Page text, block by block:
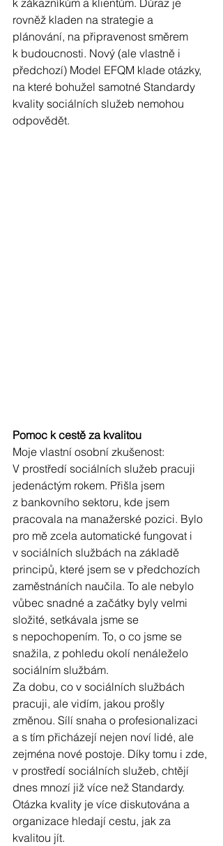
rovněž kladen na strategie a
plánování, na připravenost směrem
k budoucnosti. Nový (ale vlastně i
předchozí) Model EFQM klade otázky,
na které bohužel samotné Standardy
kvality sociálních služeb nemohou
odpovědět.
Pomoc k cestě za kvalitou
Moje vlastní osobní zkušenost:
V prostředí sociálních služeb pracuji
jedenáctým rokem. Přišla jsem
z bankovního sektoru, kde jsem
pracovala na manažerské pozici. Bylo
pro mě zcela automatické fungovat i
v sociálních službách na základě
principů, které jsem se v předchozích
zaměstnáních naučila. To ale nebylo
vůbec snadné a začátky byly velmi
složité, setkávala jsme se
s nepochopením. To, o co jsme se
snažila, z pohledu okolí nenáleželo
sociálním službám.
Za dobu, co v sociálních službách
pracuji, ale vidím, jakou prošly
změnou. Sílí snaha o profesionalizaci
a s tím přicházejí nejen noví lidé, ale
zejména nové postoje. Díky tomu i zde,
v prostředí sociálních služeb, chtějí
dnes mnozí již více než Standardy.
Otázka kvality je více diskutována a
organizace hledají cestu, jak za
kvalitou jít.